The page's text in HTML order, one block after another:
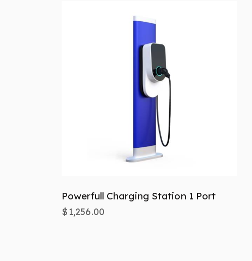
Powerfull Charging Station 1 Port
$ 1,256.00